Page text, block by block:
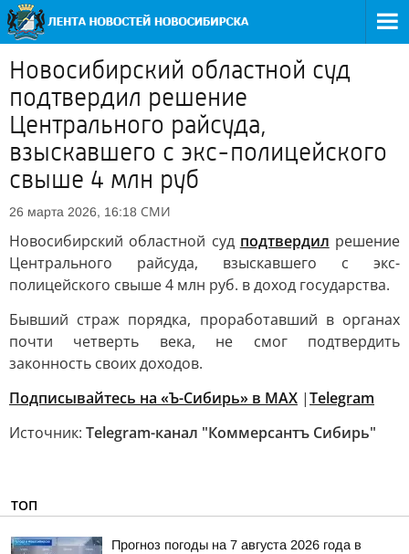
Новосибирский областной суд
подтвердил решение
Центрального райсуда,
взыскавшего с экс-полицейского
свыше 4 млн руб
26 марта 2026, 16:18 СМИ
Новосибирский областной суд подтвердил решение
Центрального райсуда, взыскавшего с экс-
полицейского свыше 4 млн руб. в доход государства.
Бывший страж порядка, проработавший в органах
почти четверть века, не смог подтвердить
законность своих доходов.
Подписывайтесь на «Ъ-Сибирь» в MAX |Telegram
Источник: Telegram-канал "Коммерсантъ Сибирь"
ТОП
Прогноз погоды на 7 августа 2026 года в